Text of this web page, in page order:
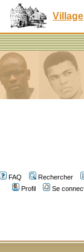
Village
FAQ
Rechercher
Profil
Se